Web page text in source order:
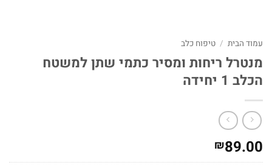
עמוד הבית / טיפוח כלב
מנטרל ריחות ומסיר כתמי שתן למשטח
הכלב 1 יחידה
₪89.00